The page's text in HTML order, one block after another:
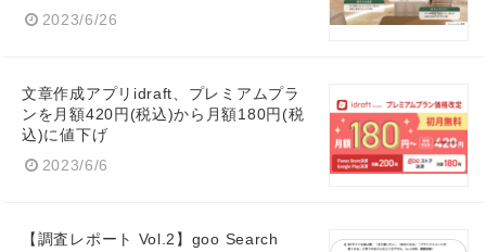
2023/6/26
文章作成アプリidraft、プレミアムプラ
ンを月額420円(税込)から月額180円(税
込)に値下げ
2023/6/6
【調査レポート Vol.2】goo Search